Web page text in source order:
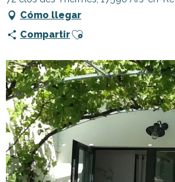
Cómo llegar
CompartirAjouter aux favoris